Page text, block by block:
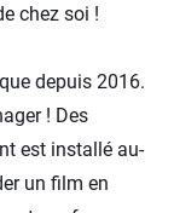
chez soi !
depuis 2016.
! Des
est installé au-
un film en